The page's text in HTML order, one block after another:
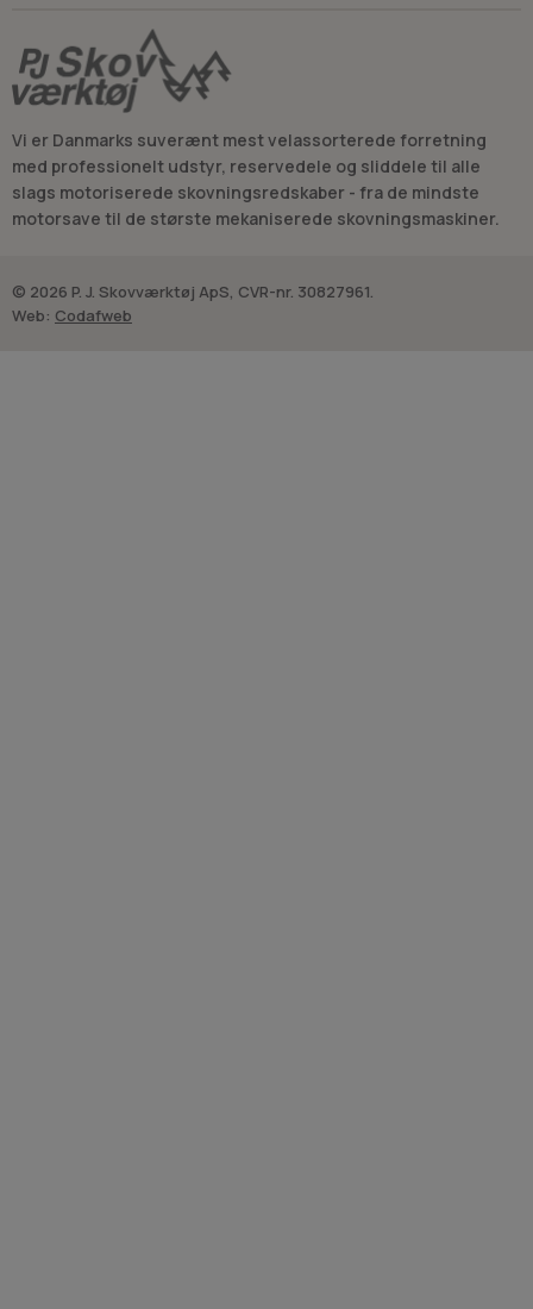
Vi er Danmarks suverænt mest velassorterede forretning
med professionelt udstyr, reservedele og sliddele til alle
slags motoriserede skovningsredskaber - fra de mindste
motorsave til de største mekaniserede skovningsmaskiner.
© 2026 P. J. Skovværktøj ApS, CVR-nr. 30827961.
Web: Codafweb